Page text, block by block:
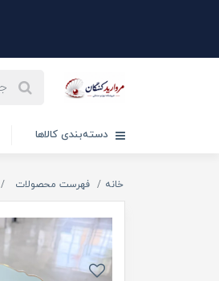
دسته‌بندی کالاها
خانه فهرست محصولات